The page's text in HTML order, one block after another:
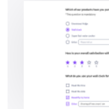
Do you believe you
following artistic
Creating original
Performing arts
Creatively expressing